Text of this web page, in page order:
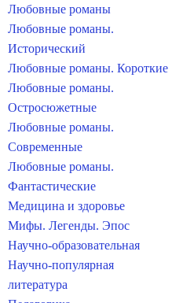
Любовные романы
Любовные романы.
Исторический
Любовные романы. Короткие
Любовные романы.
Остросюжетные
Любовные романы.
Современные
Любовные романы.
Фантастические
Медицина и здоровье
Мифы. Легенды. Эпос
Научно-образовательная
Научно-популярная
литература